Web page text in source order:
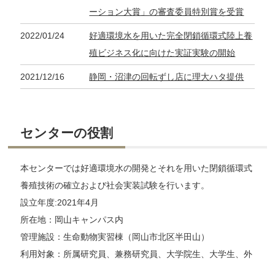
ーション大賞」の審査委員特別賞を受賞
2022/01/24
好適環境水を用いた完全閉鎖循環式陸上養
殖ビジネス化に向けた実証実験の開始
2021/12/16 静岡・沼津の回転ずし店に理大ハタ提供
センターの役割
本センターでは好適環境水の開発とそれを用いた閉鎖循環式
養殖技術の確立および社会実装試験を行います。
設立年度:2021年4月
所在地：岡山キャンパス内
管理施設：生命動物実習棟（岡山市北区半田山）
利用対象：所属研究員、兼務研究員、大学院生、大学生、外